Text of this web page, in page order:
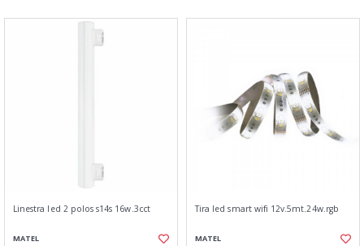
Linestra led 2 polos s14s 16w.3cct
MATEL
Tira led smart wifi 12v.5mt.24w.rgb
MATEL